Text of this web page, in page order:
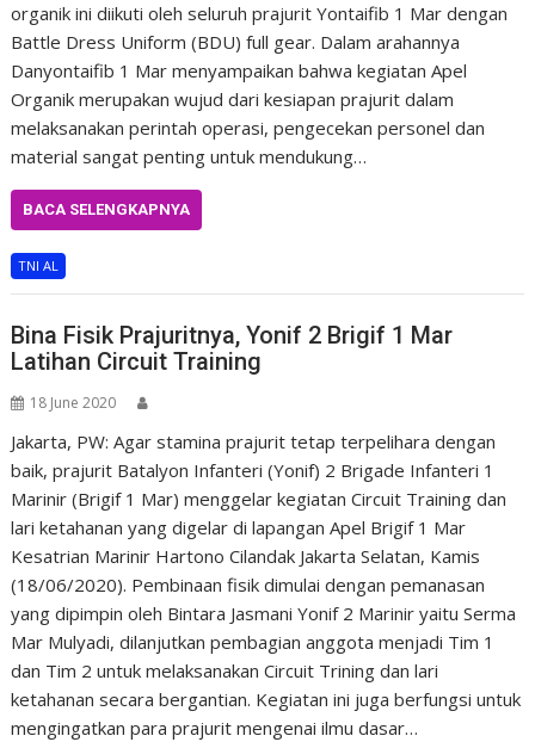
organik ini diikuti oleh seluruh prajurit Yontaifib 1 Mar dengan
Battle Dress Uniform (BDU) full gear. Dalam arahannya
Danyontaifib 1 Mar menyampaikan bahwa kegiatan Apel
Organik merupakan wujud dari kesiapan prajurit dalam
melaksanakan perintah operasi, pengecekan personel dan
material sangat penting untuk mendukung…
BACA SELENGKAPNYA
TNI AL
Bina Fisik Prajuritnya, Yonif 2 Brigif 1 Mar
Latihan Circuit Training
18 June 2020
Jakarta, PW: Agar stamina prajurit tetap terpelihara dengan
baik, prajurit Batalyon Infanteri (Yonif) 2 Brigade Infanteri 1
Marinir (Brigif 1 Mar) menggelar kegiatan Circuit Training dan
lari ketahanan yang digelar di lapangan Apel Brigif 1 Mar
Kesatrian Marinir Hartono Cilandak Jakarta Selatan, Kamis
(18/06/2020). Pembinaan fisik dimulai dengan pemanasan
yang dipimpin oleh Bintara Jasmani Yonif 2 Marinir yaitu Serma
Mar Mulyadi, dilanjutkan pembagian anggota menjadi Tim 1
dan Tim 2 untuk melaksanakan Circuit Trining dan lari
ketahanan secara bergantian. Kegiatan ini juga berfungsi untuk
mengingatkan para prajurit mengenai ilmu dasar…